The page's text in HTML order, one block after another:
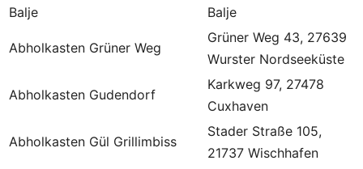
Balje
Balje
Abholkasten Grüner Weg
Grüner Weg 43, 27639
Wurster Nordseeküste
Abholkasten Gudendorf
Karkweg 97, 27478
Cuxhaven
Abholkasten Gül Grillimbiss
Stader Straße 105,
21737 Wischhafen